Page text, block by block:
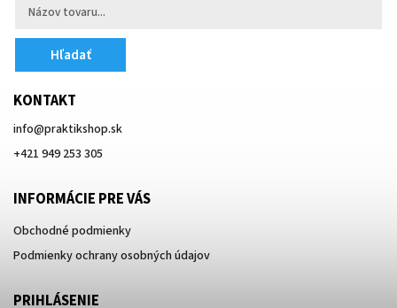
Hľadať
KONTAKT
info@praktikshop.sk
+421 949 253 305
INFORMÁCIE PRE VÁS
Obchodné podmienky
Podmienky ochrany osobných údajov
PRIHLÁSENIE